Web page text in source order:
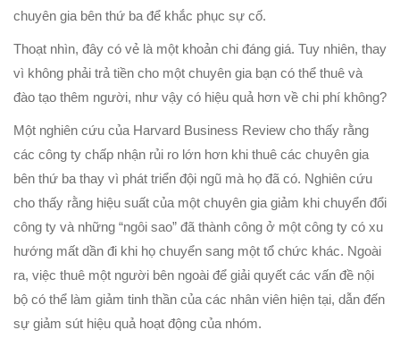
chuyên gia bên thứ ba để khắc phục sự cố.
Thoạt nhìn, đây có vẻ là một khoản chi đáng giá. Tuy nhiên, thay
vì không phải trả tiền cho một chuyên gia bạn có thể thuê và
đào tạo thêm người, như vậy có hiệu quả hơn về chi phí không?
Một nghiên cứu của Harvard Business Review cho thấy rằng
các công ty chấp nhận rủi ro lớn hơn khi thuê các chuyên gia
bên thứ ba thay vì phát triển đội ngũ mà họ đã có. Nghiên cứu
cho thấy rằng hiệu suất của một chuyên gia giảm khi chuyển đổi
công ty và những “ngôi sao” đã thành công ở một công ty có xu
hướng mất dần đi khi họ chuyển sang một tổ chức khác. Ngoài
ra, việc thuê một người bên ngoài để giải quyết các vấn đề nội
bộ có thể làm giảm tinh thần của các nhân viên hiện tại, dẫn đến
sự giảm sút hiệu quả hoạt động của nhóm.